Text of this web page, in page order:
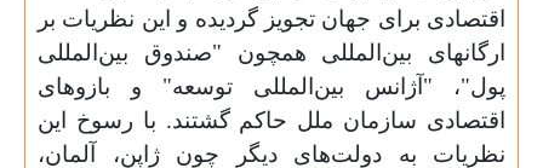
اقتصادی برای جهان تجویز گردیده و این نظریات بر
ارگانهای بین‌المللی همچون "صندوق بین‌المللی
پول"، "آژانس بین‌المللی توسعه" و بازوهای
اقتصادی سازمان ملل حاکم گشتند. با رسوخ این
نظریات به دولت‌های دیگر چون ژاپن، آلمان،